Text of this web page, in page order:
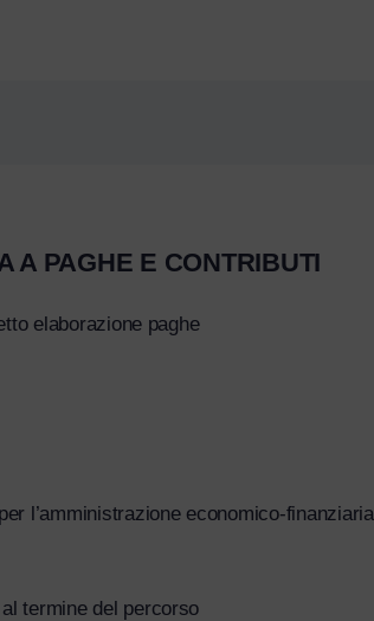
A PAGHE E CONTRIBUTI
elaborazione paghe
l’amministrazione economico-finanziaria
termine del percorso